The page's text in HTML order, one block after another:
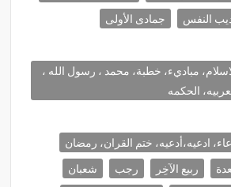
النفس
جمادى الأولى
مباديء، خطبة، محمد ، رسول الله ،
الحكمه
ادعيه،أدعيه، ختم القران، رمضان
ربيع الآخِر رجب
شعبان